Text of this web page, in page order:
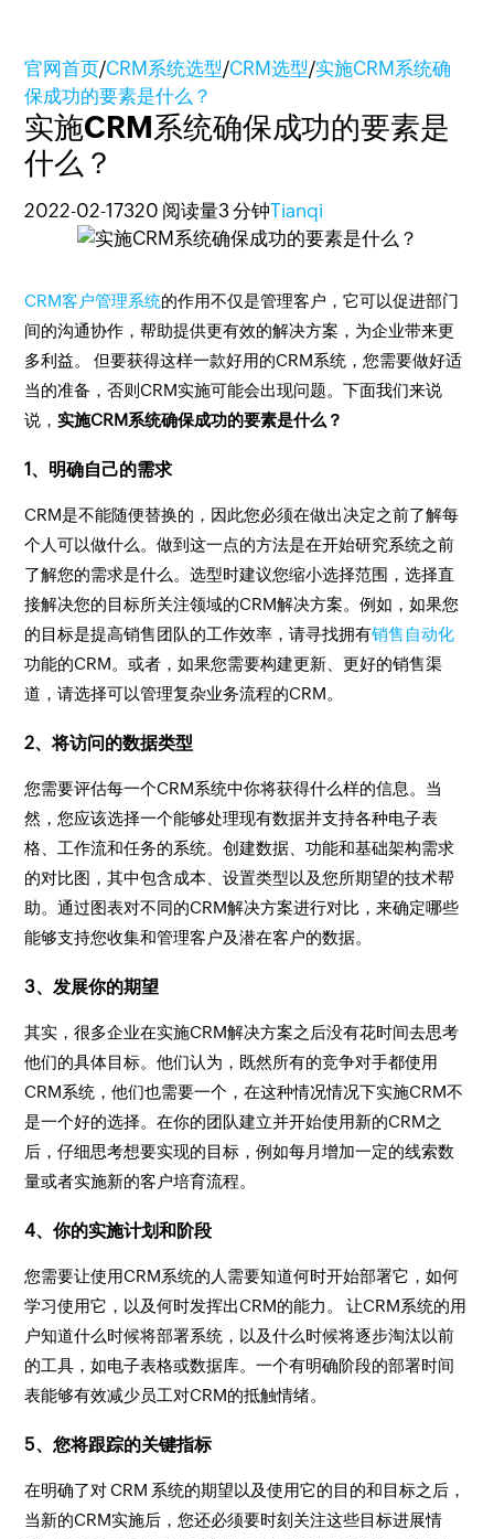
官网首页/CRM系统选型/CRM选型/实施CRM系统确
保成功的要素是什么？
实施CRM系统确保成功的要素是
什么？
2022-02-17320 阅读量3 分钟Tianqi
CRM客户管理系统的作用不仅是管理客户，它可以促进部门
间的沟通协作，帮助提供更有效的解决方案，为企业带来更
多利益。 但要获得这样一款好用的CRM系统，您需要做好适
当的准备，否则CRM实施可能会出现问题。下面我们来说
说，实施CRM系统确保成功的要素是什么？
1、明确自己的需求
CRM是不能随便替换的，因此您必须在做出决定之前了解每
个人可以做什么。做到这一点的方法是在开始研究系统之前
了解您的需求是什么。选型时建议您缩小选择范围，选择直
接解决您的目标所关注领域的CRM解决方案。例如，如果您
的目标是提高销售团队的工作效率，请寻找拥有销售自动化
功能的CRM。或者，如果您需要构建更新、更好的销售渠
道，请选择可以管理复杂业务流程的CRM。
2、将访问的数据类型
您需要评估每一个CRM系统中你将获得什么样的信息。当
然，您应该选择一个能够处理现有数据并支持各种电子表
格、工作流和任务的系统。创建数据、功能和基础架构需求
的对比图，其中包含成本、设置类型以及您所期望的技术帮
助。通过图表对不同的CRM解决方案进行对比，来确定哪些
能够支持您收集和管理客户及潜在客户的数据。
3、发展你的期望
其实，很多企业在实施CRM解决方案之后没有花时间去思考
他们的具体目标。他们认为，既然所有的竞争对手都使用
CRM系统，他们也需要一个，在这种情况情况下实施CRM不
是一个好的选择。在你的团队建立并开始使用新的CRM之
后，仔细思考想要实现的目标，例如每月增加一定的线索数
量或者实施新的客户培育流程。
4、你的实施计划和阶段
您需要让使用CRM系统的人需要知道何时开始部署它，如何
学习使用它，以及何时发挥出CRM的能力。 让CRM系统的用
户知道什么时候将部署系统，以及什么时候将逐步淘汰以前
的工具，如电子表格或数据库。一个有明确阶段的部署时间
表能够有效减少员工对CRM的抵触情绪。
5、您将跟踪的关键指标
在明确了对 CRM 系统的期望以及使用它的目的和目标之后，
当新的CRM实施后，您还必须要时刻关注这些目标进展情